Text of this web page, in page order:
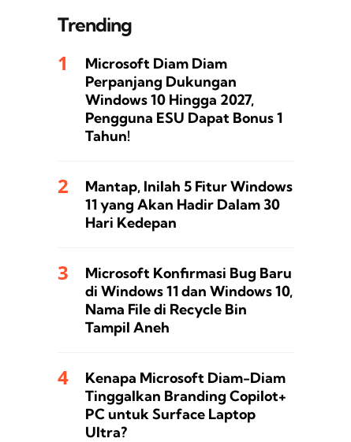
Trending
Microsoft Diam Diam
Perpanjang Dukungan
Windows 10 Hingga 2027,
Pengguna ESU Dapat Bonus 1
Tahun!
Mantap, Inilah 5 Fitur Windows
11 yang Akan Hadir Dalam 30
Hari Kedepan
Microsoft Konfirmasi Bug Baru
di Windows 11 dan Windows 10,
Nama File di Recycle Bin
Tampil Aneh
Kenapa Microsoft Diam-Diam
Tinggalkan Branding Copilot+
PC untuk Surface Laptop
Ultra?